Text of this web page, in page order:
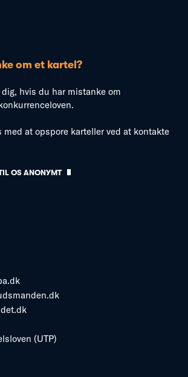
om et kartel?
hvis du har mistanke om
at opspore karteller ved at kontakte
OS ANONYMT
(UTP)